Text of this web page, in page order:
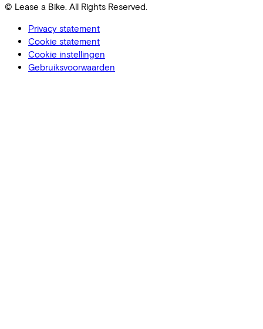
© Lease a Bike. All Rights Reserved.
Privacy statement
Cookie statement
Cookie instellingen
Gebruiksvoorwaarden